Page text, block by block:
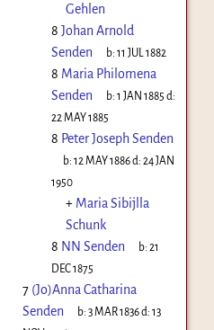
Gehlen
8 Johan Arnold
Senden
b:11 JUL 1882
8 Maria Philomena
Senden
b:1 JAN 1885 d:
22 MAY 1885
8 Peter Joseph Senden
b:12 MAY 1886d:24 JAN
1950
+ Maria Sibijlla
Schunk
8 NN Senden b:21
DEC 1875
7 (Jo)Anna Catharina
Senden
b:3 MAR 1836d:13